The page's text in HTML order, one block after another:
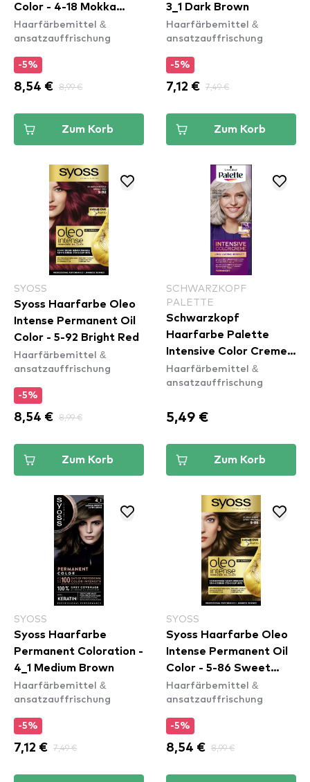
Color - 4-18 Mokka
Brown
Haarfärbemittel &
ansatzauffrischung
-5%
8,54 € 8,99 €
Zum Korb
3_1 Dark Brown
Haarfärbemittel &
ansatzauffrischung
-5%
7,12 € 7,49 €
Zum Korb
SYOSS
Syoss Haarfarbe Oleo
Intense Permanent Oil
Color - 5-92 Bright Red
Haarfärbemittel &
ansatzauffrischung
-5%
8,54 € 8,99 €
Zum Korb
SCHWARZKOPF
PALETTE
Schwarzkopf
Haarfarbe Palette
Intensive Color Creme -
9,5-21 Luminous Silver
Blonde
Haarfärbemittel &
ansatzauffrischung
5,49 €
Zum Korb
SYOSS
Syoss Haarfarbe
Permanent Coloration -
4_1 Medium Brown
Haarfärbemittel &
ansatzauffrischung
-5%
7,12 € 7,49 €
SYOSS
Syoss Haarfarbe Oleo
Intense Permanent Oil
Color - 5-86 Sweet
Brown
Haarfärbemittel &
ansatzauffrischung
-5%
8,54 € 8,99 €